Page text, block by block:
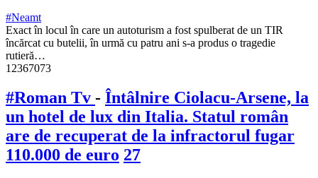
#Neamt
Exact în locul în care un autoturism a fost spulberat de un TIR
încărcat cu butelii, în urmă cu patru ani s-a produs o tragedie
rutieră…
12367073
#Roman Tv - Întâlnire Ciolacu-Arsene, la
un hotel de lux din Italia. Statul român
are de recuperat de la infractorul fugar
110.000 de euro 27